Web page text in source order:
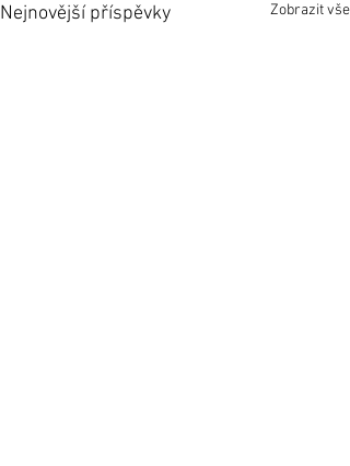
Nejnovější příspěvky Zobrazit vše